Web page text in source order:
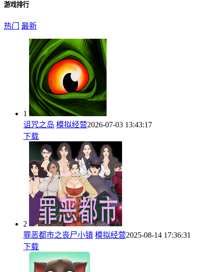
游戏排行
热门 最新
1
诅咒之岛 模拟经营2026-07-03 13:43:17
下载
2
罪恶都市之丧尸小镇 模拟经营2025-08-14 17:36:31
下载